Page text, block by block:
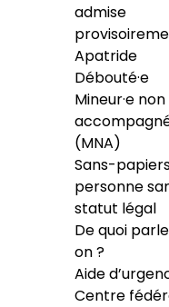
admise
Apatride
Débouté·e
Mineur·e non
(MNA)
Sans-
personne
statut légal
De quoi
on ?
Aide
Centre